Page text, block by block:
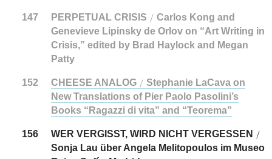
147 PERPETUAL CRISIS / Carlos Kong and
Genevieve Lipinsky de Orlov on “Art Writing in
Crisis,” edited by Brad Haylock and Megan
Patty
152 CHEESE ANALOG/ Stephanie LaCava on
New Translations of Pier Paolo Pasolini’s
Books “Ragazzi di vita” and “Teorema”
156 WER VERGISST, WIRD NICHT VERGESSEN /
Sonja Lau über Angela Melitopoulos im Museo